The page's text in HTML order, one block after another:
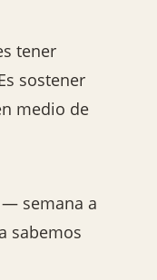
tener
sostener
medio de
semana a
sabemos